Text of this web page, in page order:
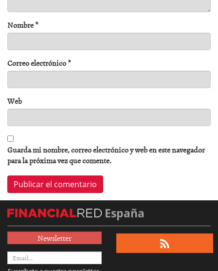
Nombre*
Correo electrónico*
Web
Guarda mi nombre, correo electrónico y web en este navegador
para la próxima vez que comente.
España
Newsletter